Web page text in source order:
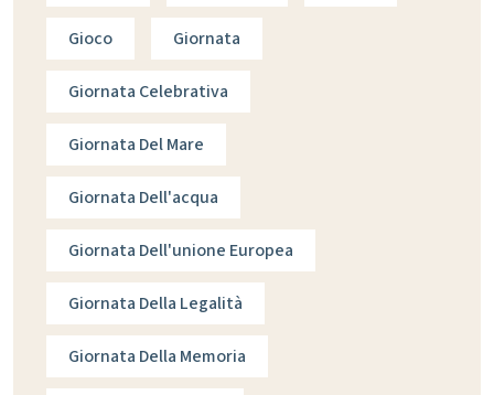
Gioco Giornata
Giornata Celebrativa
Giornata Del Mare
Giornata Dell'acqua
Giornata Dell'unione Europea
Giornata Della Legalità
Giornata Della Memoria